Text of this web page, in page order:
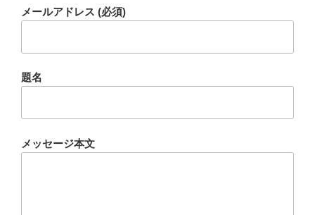
メールアドレス (必須)
題名
メッセージ本文